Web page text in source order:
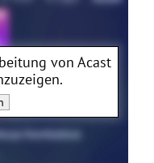
von Acast